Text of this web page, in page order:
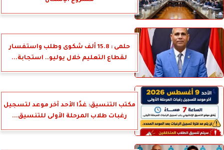
حلمى : 15.8 ألف شكوى وطلب واستفسار
لقطاع التعليم خلال يوليو.. استجابة...
مكتب التنسيق: غدًا الأحد آخر موعد لتسجيل
رغبات طلاب المرحلة الأولى للتنسيق...